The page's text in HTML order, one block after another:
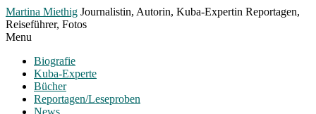
Toggle
Menu
Martina Miethig Journalistin, Autorin, Kuba-Expertin Reportagen,
Reiseführer, Fotos
Menu
Biografie
Kuba-Experte
Bücher
Reportagen/Leseproben
News